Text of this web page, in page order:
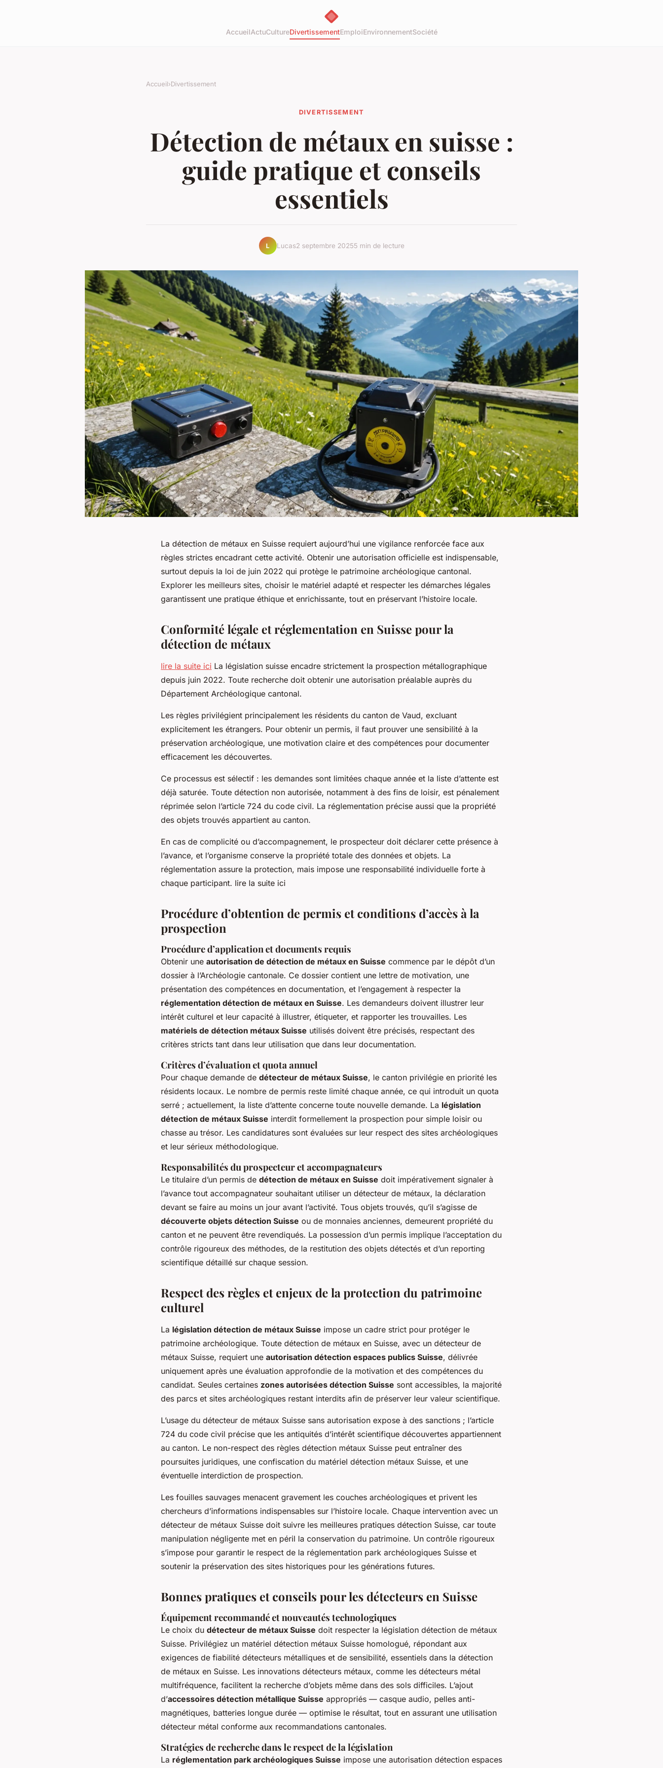
AccueilActuCultureDivertissementEmploiEnvironnementSociété
Accueil›Divertissement
DIVERTISSEMENT
Détection de métaux en suisse :
guide pratique et conseils
essentiels
L Lucas2 septembre 20255 min de lecture
La détection de métaux en Suisse requiert aujourd’hui une vigilance renforcée face aux
règles strictes encadrant cette activité. Obtenir une autorisation officielle est indispensable,
surtout depuis la loi de juin 2022 qui protège le patrimoine archéologique cantonal.
Explorer les meilleurs sites, choisir le matériel adapté et respecter les démarches légales
garantissent une pratique éthique et enrichissante, tout en préservant l’histoire locale.
Conformité légale et réglementation en Suisse pour la
détection de métaux
lire la suite ici La législation suisse encadre strictement la prospection métallographique
depuis juin 2022. Toute recherche doit obtenir une autorisation préalable auprès du
Département Archéologique cantonal.
Les règles privilégient principalement les résidents du canton de Vaud, excluant
explicitement les étrangers. Pour obtenir un permis, il faut prouver une sensibilité à la
préservation archéologique, une motivation claire et des compétences pour documenter
efficacement les découvertes.
Ce processus est sélectif : les demandes sont limitées chaque année et la liste d’attente est
déjà saturée. Toute détection non autorisée, notamment à des fins de loisir, est pénalement
réprimée selon l’article 724 du code civil. La réglementation précise aussi que la propriété
des objets trouvés appartient au canton.
En cas de complicité ou d’accompagnement, le prospecteur doit déclarer cette présence à
l’avance, et l’organisme conserve la propriété totale des données et objets. La
réglementation assure la protection, mais impose une responsabilité individuelle forte à
chaque participant. lire la suite ici
Procédure d’obtention de permis et conditions d’accès à la
prospection
Procédure d’application et documents requis
Obtenir une autorisation de détection de métaux en Suisse commence par le dépôt d’un
dossier à l’Archéologie cantonale. Ce dossier contient une lettre de motivation, une
présentation des compétences en documentation, et l’engagement à respecter la
réglementation détection de métaux en Suisse. Les demandeurs doivent illustrer leur
intérêt culturel et leur capacité à illustrer, étiqueter, et rapporter les trouvailles. Les
matériels de détection métaux Suisse utilisés doivent être précisés, respectant des
critères stricts tant dans leur utilisation que dans leur documentation.
Critères d’évaluation et quota annuel
Pour chaque demande de détecteur de métaux Suisse, le canton privilégie en priorité les
résidents locaux. Le nombre de permis reste limité chaque année, ce qui introduit un quota
serré ; actuellement, la liste d’attente concerne toute nouvelle demande. La législation
détection de métaux Suisse interdit formellement la prospection pour simple loisir ou
chasse au trésor. Les candidatures sont évaluées sur leur respect des sites archéologiques
et leur sérieux méthodologique.
Responsabilités du prospecteur et accompagnateurs
Le titulaire d’un permis de détection de métaux en Suisse doit impérativement signaler à
l’avance tout accompagnateur souhaitant utiliser un détecteur de métaux, la déclaration
devant se faire au moins un jour avant l’activité. Tous objets trouvés, qu’il s’agisse de
découverte objets détection Suisse ou de monnaies anciennes, demeurent propriété du
canton et ne peuvent être revendiqués. La possession d’un permis implique l’acceptation du
contrôle rigoureux des méthodes, de la restitution des objets détectés et d’un reporting
scientifique détaillé sur chaque session.
Respect des règles et enjeux de la protection du patrimoine
culturel
La législation détection de métaux Suisse impose un cadre strict pour protéger le
patrimoine archéologique. Toute détection de métaux en Suisse, avec un détecteur de
métaux Suisse, requiert une autorisation détection espaces publics Suisse, délivrée
uniquement après une évaluation approfondie de la motivation et des compétences du
candidat. Seules certaines zones autorisées détection Suisse sont accessibles, la majorité
des parcs et sites archéologiques restant interdits afin de préserver leur valeur scientifique.
L’usage du détecteur de métaux Suisse sans autorisation expose à des sanctions ; l’article
724 du code civil précise que les antiquités d’intérêt scientifique découvertes appartiennent
au canton. Le non-respect des règles détection métaux Suisse peut entraîner des
poursuites juridiques, une confiscation du matériel détection métaux Suisse, et une
éventuelle interdiction de prospection.
Les fouilles sauvages menacent gravement les couches archéologiques et privent les
chercheurs d’informations indispensables sur l’histoire locale. Chaque intervention avec un
détecteur de métaux Suisse doit suivre les meilleures pratiques détection Suisse, car toute
manipulation négligente met en péril la conservation du patrimoine. Un contrôle rigoureux
s’impose pour garantir le respect de la réglementation park archéologiques Suisse et
soutenir la préservation des sites historiques pour les générations futures.
Bonnes pratiques et conseils pour les détecteurs en Suisse
Équipement recommandé et nouveautés technologiques
Le choix du détecteur de métaux Suisse doit respecter la législation détection de métaux
Suisse. Privilégiez un matériel détection métaux Suisse homologué, répondant aux
exigences de fiabilité détecteurs métalliques et de sensibilité, essentiels dans la détection
de métaux en Suisse. Les innovations détecteurs métaux, comme les détecteurs métal
multifréquence, facilitent la recherche d’objets même dans des sols difficiles. L’ajout
d’accessoires détection métallique Suisse appropriés — casque audio, pelles anti-
magnétiques, batteries longue durée — optimise le résultat, tout en assurant une utilisation
détecteur métal conforme aux recommandations cantonales.
Stratégies de recherche dans le respect de la législation
La réglementation park archéologiques Suisse impose une autorisation détection espaces